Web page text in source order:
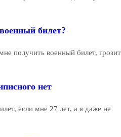
билет?
получить военный билет, грозит
нет
если мне 27 лет, а я даже не